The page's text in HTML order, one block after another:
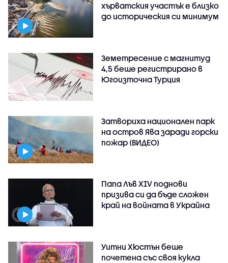
хърватския участък е близко
до историческия си минимум
Земетресение с магнитуд
4,5 беше регистрирано в
Югоизточна Турция
Затвориха национален парк
на остров Ява заради горски
пожар (ВИДЕО)
Папа Лъв XIV поднови
призива си да бъде сложен
край на войната в Украйна
Уитни Хюстън беше
почетена със своя кукла